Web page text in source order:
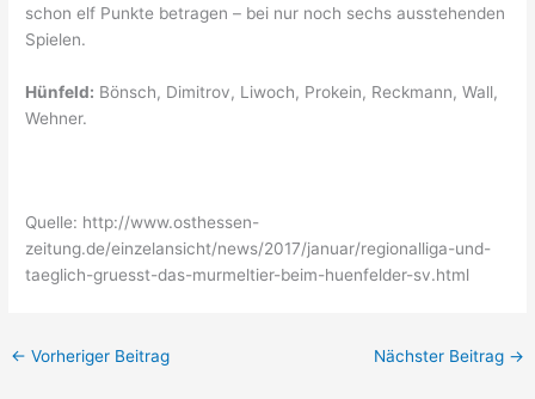
schon elf Punkte betragen – bei nur noch sechs ausstehenden
Spielen.
Hünfeld: Bönsch, Dimitrov, Liwoch, Prokein, Reckmann, Wall,
Wehner.
Quelle: http://www.osthessen-
zeitung.de/einzelansicht/news/2017/januar/regionalliga-und-
taeglich-gruesst-das-murmeltier-beim-huenfelder-sv.html
← Vorheriger Beitrag Nächster Beitrag →